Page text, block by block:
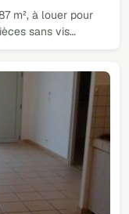
m², à louer pour
sans vis…